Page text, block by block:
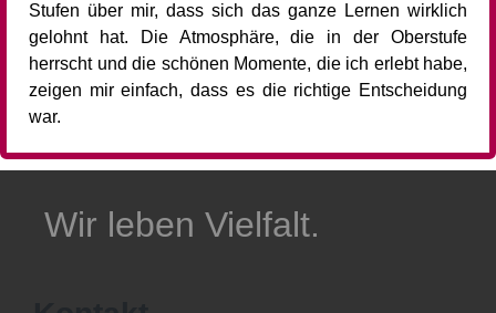
Stufen über mir, dass sich das ganze Lernen wirklich
gelohnt hat. Die Atmosphäre, die in der Oberstufe
herrscht und die schönen Momente, die ich erlebt habe,
zeigen mir einfach, dass es die richtige Entscheidung
war.
Wir leben Vielfalt.